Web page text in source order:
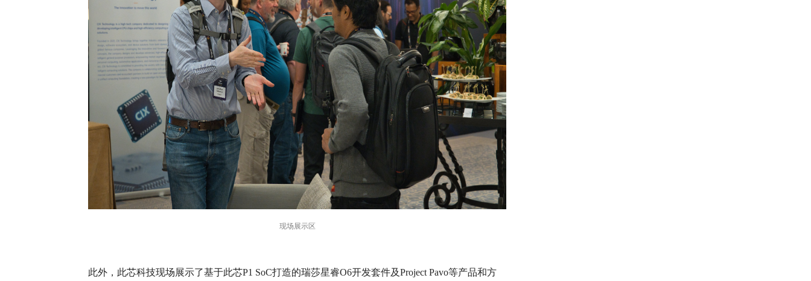
现场展示区
此外，此芯科技现场展示了基于此芯P1 SoC打造的瑞莎星睿O6开发套件及Project Pavo等产品和方